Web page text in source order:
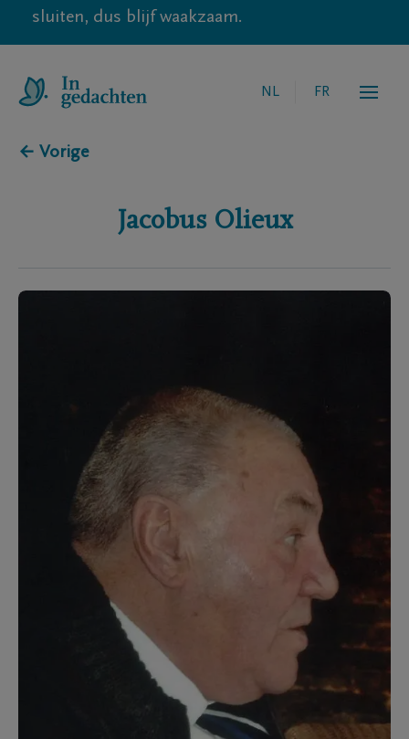
sluiten, dus blijf waakzaam.
NL FR
← Vorige
Jacobus Olieux